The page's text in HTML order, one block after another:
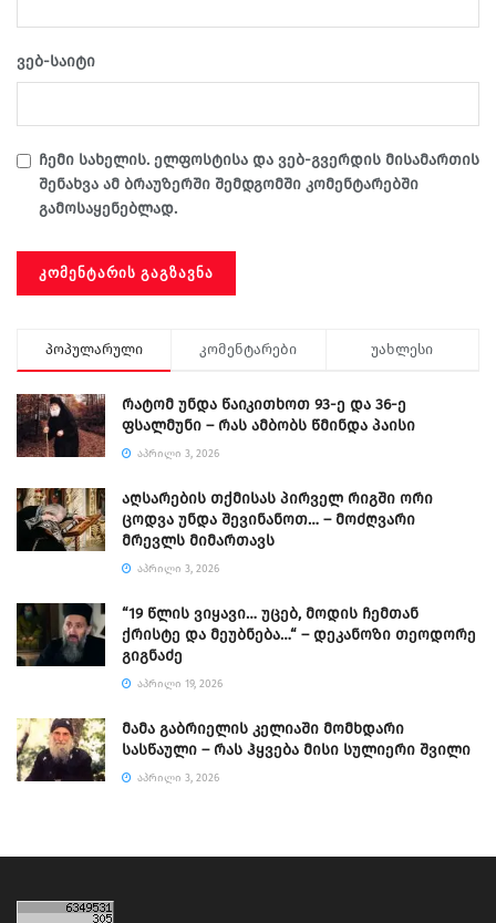
ვებ-საიტი
ჩემი სახელის. ელფოსტისა და ვებ-გვერდის მისამართის
შენახვა ამ ბრაუზერში შემდგომში კომენტარებში
გამოსაყენებლად.
პოპულარული კომენტარები უახლესი
რატომ უნდა წაიკითხოთ 93-ე და 36-ე
ფსალმუნი – რას ამბობს წმინდა პაისი
ᲐᲞᲠᲘᲚᲘ 3, 2026
აღსარების თქმისას პირველ რიგში ორი
ცოდვა უნდა შევინანოთ… – მოძღვარი
მრევლს მიმართავს
ᲐᲞᲠᲘᲚᲘ 3, 2026
“19 წლის ვიყავი… უცებ, მოდის ჩემთან
ქრისტე და მეუბნება…“ – დეკანოზი თეოდორე
გიგნაძე
ᲐᲞᲠᲘᲚᲘ 19, 2026
მამა გაბრიელის კელიაში მომხდარი
სასწაული – რას ჰყვება მისი სულიერი შვილი
ᲐᲞᲠᲘᲚᲘ 3, 2026